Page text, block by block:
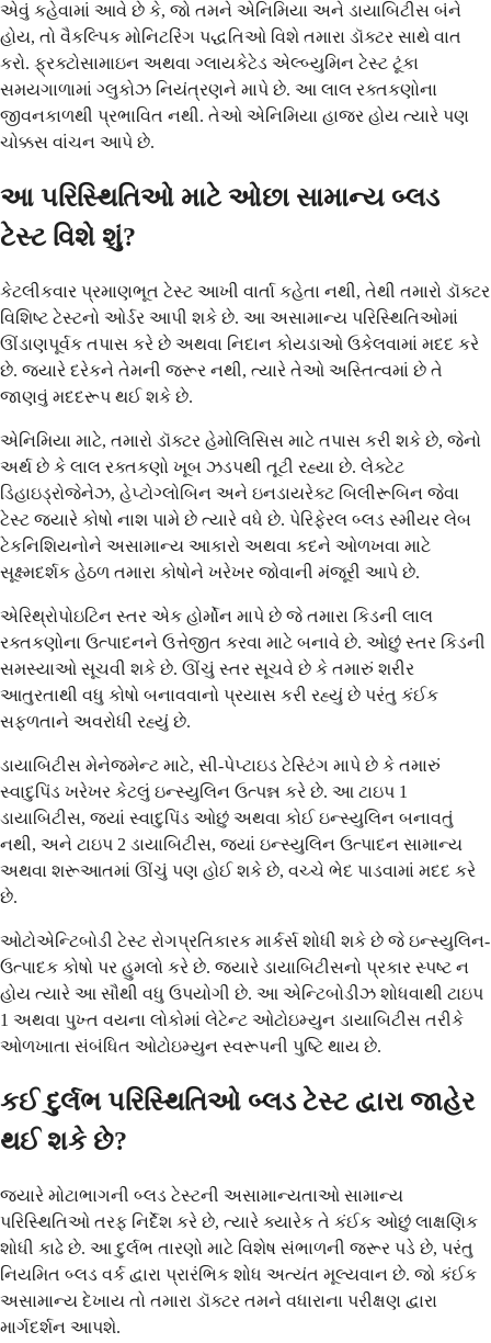
એવું કહેવામાં આવે છે કે, જો તમને એનિમિયા અને ડાયાબિટીસ બંને
હોય, તો વૈકલ્પિક મોનિટરિંગ પદ્ધતિઓ વિશે તમારા ડૉક્ટર સાથે વાત
કરો. ફ્રક્ટોસામાઇન અથવા ગ્લાયકેટેડ એલ્બ્યુમિન ટેસ્ટ ટૂંકા
સમયગાળામાં ગ્લુકોઝ નિયંત્રણને માપે છે. આ લાલ રક્તકણોના
જીવનકાળથી પ્રભાવિત નથી. તેઓ એનિમિયા હાજર હોય ત્યારે પણ
ચોક્કસ વાંચન આપે છે.
આ પરિસ્થિતિઓ માટે ઓછા સામાન્ય બ્લડ
ટેસ્ટ વિશે શું?
કેટલીકવાર પ્રમાણભૂત ટેસ્ટ આખી વાર્તા કહેતા નથી, તેથી તમારો ડૉક્ટર
વિશિષ્ટ ટેસ્ટનો ઓર્ડર આપી શકે છે. આ અસામાન્ય પરિસ્થિતિઓમાં
ઊંડાણપૂર્વક તપાસ કરે છે અથવા નિદાન કોયડાઓ ઉકેલવામાં મદદ કરે
છે. જ્યારે દરેકને તેમની જરૂર નથી, ત્યારે તેઓ અસ્તિત્વમાં છે તે
જાણવું મદદરૂપ થઈ શકે છે.
એનિમિયા માટે, તમારો ડૉક્ટર હેમોલિસિસ માટે તપાસ કરી શકે છે, જેનો
અર્થ છે કે લાલ રક્તકણો ખૂબ ઝડપથી તૂટી રહ્યા છે. લેક્ટેટ
ડિહાઇડ્રોજેનેઝ, હેપ્ટોગ્લોબિન અને ઇનડાયરેક્ટ બિલીરૂબિન જેવા
ટેસ્ટ જ્યારે કોષો નાશ પામે છે ત્યારે વધે છે. પેરિફેરલ બ્લડ સ્મીયર લેબ
ટેકનિશિયનોને અસામાન્ય આકારો અથવા કદને ઓળખવા માટે
સૂક્ષ્મદર્શક હેઠળ તમારા કોષોને ખરેખર જોવાની મંજૂરી આપે છે.
એરિથ્રોપોઇટિન સ્તર એક હોર્મોન માપે છે જે તમારા કિડની લાલ
રક્તકણોના ઉત્પાદનને ઉત્તેજીત કરવા માટે બનાવે છે. ઓછું સ્તર કિડની
સમસ્યાઓ સૂચવી શકે છે. ઊંચું સ્તર સૂચવે છે કે તમારું શરીર
આતુરતાથી વધુ કોષો બનાવવાનો પ્રયાસ કરી રહ્યું છે પરંતુ કંઈક
સફળતાને અવરોધી રહ્યું છે.
ડાયાબિટીસ મેનેજમેન્ટ માટે, સી-પેપ્ટાઇડ ટેસ્ટિંગ માપે છે કે તમારું
સ્વાદુપિંડ ખરેખર કેટલું ઇન્સ્યુલિન ઉત્પન્ન કરે છે. આ ટાઇપ 1
ડાયાબિટીસ, જ્યાં સ્વાદુપિંડ ઓછું અથવા કોઈ ઇન્સ્યુલિન બનાવતું
નથી, અને ટાઇપ 2 ડાયાબિટીસ, જ્યાં ઇન્સ્યુલિન ઉત્પાદન સામાન્ય
અથવા શરૂઆતમાં ઊંચું પણ હોઈ શકે છે, વચ્ચે ભેદ પાડવામાં મદદ કરે
છે.
ઓટોએન્ટિબોડી ટેસ્ટ રોગપ્રતિકારક માર્કર્સ શોધી શકે છે જે ઇન્સ્યુલિન-
ઉત્પાદક કોષો પર હુમલો કરે છે. જ્યારે ડાયાબિટીસનો પ્રકાર સ્પષ્ટ ન
હોય ત્યારે આ સૌથી વધુ ઉપયોગી છે. આ એન્ટિબોડીઝ શોધવાથી ટાઇપ
1 અથવા પુખ્ત વયના લોકોમાં લેટેન્ટ ઓટોઇમ્યુન ડાયાબિટીસ તરીકે
ઓળખાતા સંબંધિત ઓટોઇમ્યુન સ્વરૂપની પુષ્ટિ થાય છે.
કઈ દુર્લભ પરિસ્થિતિઓ બ્લડ ટેસ્ટ દ્વારા જાહેર
થઈ શકે છે?
જ્યારે મોટાભાગની બ્લડ ટેસ્ટની અસામાન્યતાઓ સામાન્ય
પરિસ્થિતિઓ તરફ નિર્દેશ કરે છે, ત્યારે ક્યારેક તે કંઈક ઓછું લાક્ષણિક
શોધી કાઢે છે. આ દુર્લભ તારણો માટે વિશેષ સંભાળની જરૂર પડે છે, પરંતુ
નિયમિત બ્લડ વર્ક દ્વારા પ્રારંભિક શોધ અત્યંત મૂલ્યવાન છે. જો કંઈક
અસામાન્ય દેખાય તો તમારા ડૉક્ટર તમને વધારાના પરીક્ષણ દ્વારા
માર્ગદર્શન આપશે.